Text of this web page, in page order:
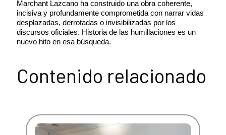
Marchant Lazcano ha construido una obra coherente,
incisiva y profundamente comprometida con narrar vidas
desplazadas, derrotadas o invisibilizadas por los
discursos oficiales. Historia de las humillaciones es un
nuevo hito en esa búsqueda.
Contenido relacionado